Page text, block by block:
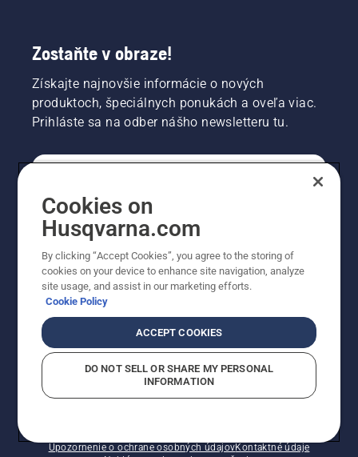
Zostaňte v obraze!
Získajte najnovšie informácie o nových
produktoch, špeciálnych ponukách a oveľa viac.
Prihláste sa na odber nášho newsletteru tu.
PROFESIONÁLNE
Upozornenie o ochrane osobných údajovKontaktné údaje
Cookies on
Husqvarna.com
By clicking “Accept Cookies”, you agree to the storing of
cookies on your device to enhance site navigation, analyze
site usage, and assist in our marketing efforts.
Cookie Policy
ACCEPT COOKIES
DO NOT SELL OR SHARE MY PERSONAL
INFORMATION